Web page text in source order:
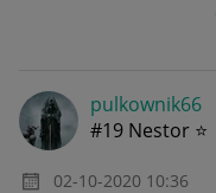
pulkownik66
#19 Nestor ⭐
‎02-10-2020 10:36